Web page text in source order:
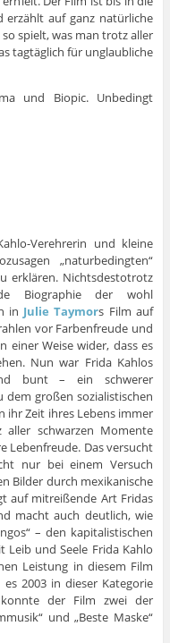
erzählt auf ganz natürliche
spielt, was man trotz aller
tagtäglich für unglaubliche
und Biopic. Unbedingt
Verehrerin und kleine
„naturbedingten“
erklären. Nichtsdestotrotz
Biographie der wohl
in Julie Taymors Film auf
vor Farbenfreude und
einer Weise wider, dass es
Nun war Frida Kahlos
bunt – ein schwerer
dem großen sozialistischen
ihr Zeit ihres Lebens immer
schwarzen Momente
Lebenfreude. Das versucht
nur bei einem Versuch
Bilder durch mexikanische
auf mitreißende Art Fridas
macht auch deutlich, wie
– den kapitalistischen
Leib und Seele Frida Kahlo
Leistung in diesem Film
2003 in dieser Kategorie
der Film zwei der
und „Beste Maske“